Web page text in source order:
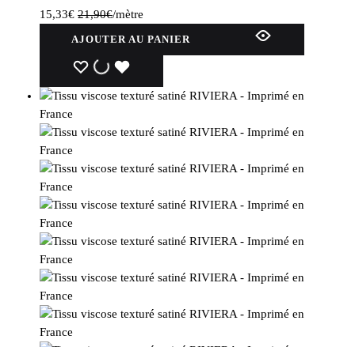
15,33€ 21,90€/mètre
AJOUTER AU PANIER
WISHLIST
WISHLIST